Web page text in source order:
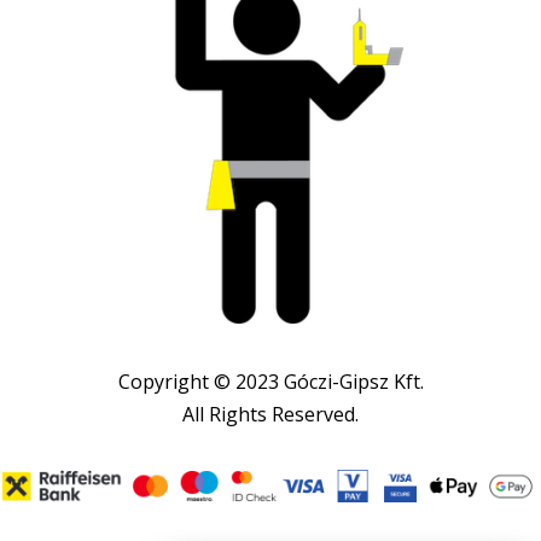
Copyright © 2023 Góczi-Gipsz Kft.
All Rights Reserved.